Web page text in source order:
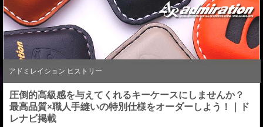
アドミレイション ヒストリー
圧倒的高級感を与えてくれるキーケースにしませんか？
最高品質×職人手縫いの特別仕様をオーダーしよう！｜ド
レナビ掲載